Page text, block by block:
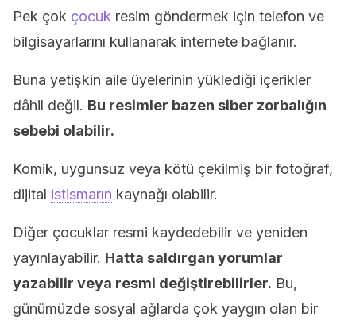
Pek çok çocuk resim göndermek için telefon ve
bilgisayarlarını kullanarak internete bağlanır.
Buna yetişkin aile üyelerinin yüklediği içerikler
dâhil değil. Bu resimler bazen siber zorbalığın
sebebi olabilir.
Komik, uygunsuz veya kötü çekilmiş bir fotoğraf,
dijital istismarın kaynağı olabilir.
Diğer çocuklar resmi kaydedebilir ve yeniden
yayınlayabilir. Hatta saldırgan yorumlar
yazabilir veya resmi değiştirebilirler. Bu,
günümüzde sosyal ağlarda çok yaygın olan bir